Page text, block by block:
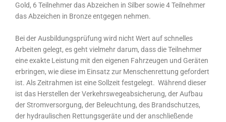
Gold, 6 Teilnehmer das Abzeichen in Silber sowie 4 Teilnehmer
das Abzeichen in Bronze entgegen nehmen.
Bei der Ausbildungsprüfung wird nicht Wert auf schnelles
Arbeiten gelegt, es geht vielmehr darum, dass die Teilnehmer
eine exakte Leistung mit den eigenen Fahrzeugen und Geräten
erbringen, wie diese im Einsatz zur Menschenrettung gefordert
ist. Als Zeitrahmen ist eine Sollzeit festgelegt. Während dieser
ist das Herstellen der Verkehrswegeabsicherung, der Aufbau
der Stromversorgung, der Beleuchtung, des Brandschutzes,
der hydraulischen Rettungsgeräte und der anschließende